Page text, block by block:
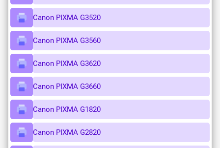
Canon PIXMA G3520
Canon PIXMA G3560
Canon PIXMA G3620
Canon PIXMA G3660
Canon PIXMA G1820
Canon PIXMA G2820